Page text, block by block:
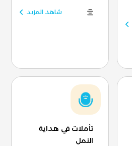
شاهد المزيد
تأملات في هداية
النمل